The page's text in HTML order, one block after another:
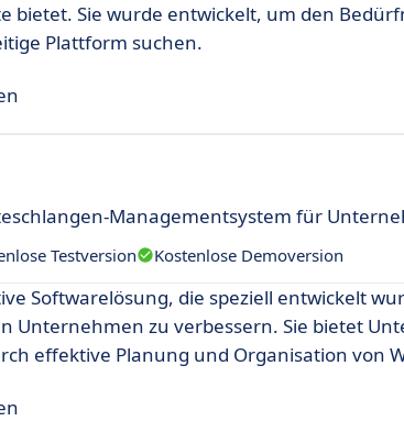
bietet. Sie wurde entwickelt, um den
Plattform suchen.
Managementsystem für
Testversion Kostenlose Demoversion
Softwarelösung, die speziell entwickelt
Unternehmen zu verbessern. Sie bietet
effektive Planung und Organisation von